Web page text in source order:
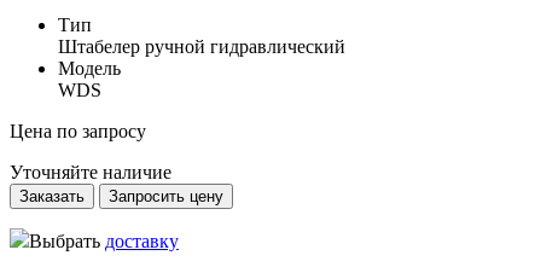
Тип
Штабелер ручной гидравлический
Модель
WDS
Цена по запросу
Уточняйте наличие
Заказать Запросить цену
Выбрать доставку